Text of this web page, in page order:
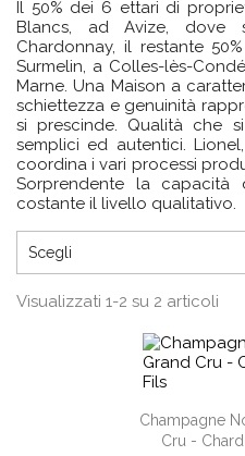
Il 50% dei 6 ettari di
Blancs, ad Avize, dove
Chardonnay, il restante
Surmelin, a Colles-lès-
Marne. Una Maison a
schiettezza e genuinità
si prescinde. Qualità che
semplici ed autentici.
coordina i vari processi
Sorprendente la capacità
costante il livello qualitativo.
Scegli
Visualizzati 1-2 su 2 articoli
Champagne
Cru -